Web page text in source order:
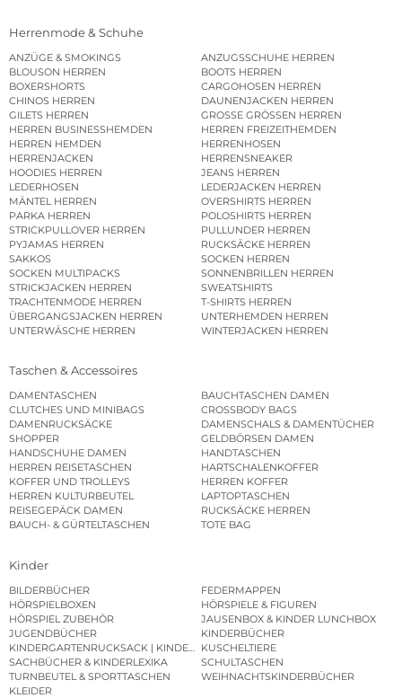
Herrenmode & Schuhe
ANZÜGE & SMOKINGS
ANZUGSSCHUHE HERREN
BLOUSON HERREN
BOOTS HERREN
BOXERSHORTS
CARGOHOSEN HERREN
CHINOS HERREN
DAUNENJACKEN HERREN
GILETS HERREN
GROSSE GRÖSSEN HERREN
HERREN BUSINESSHEMDEN
HERREN FREIZEITHEMDEN
HERREN HEMDEN
HERRENHOSEN
HERRENJACKEN
HERRENSNEAKER
HOODIES HERREN
JEANS HERREN
LEDERHOSEN
LEDERJACKEN HERREN
MÄNTEL HERREN
OVERSHIRTS HERREN
PARKA HERREN
POLOSHIRTS HERREN
STRICKPULLOVER HERREN
PULLUNDER HERREN
PYJAMAS HERREN
RUCKSÄCKE HERREN
SAKKOS
SOCKEN HERREN
SOCKEN MULTIPACKS
SONNENBRILLEN HERREN
STRICKJACKEN HERREN
SWEATSHIRTS
TRACHTENMODE HERREN
T-SHIRTS HERREN
ÜBERGANGSJACKEN HERREN
UNTERHEMDEN HERREN
UNTERWÄSCHE HERREN
WINTERJACKEN HERREN
Taschen & Accessoires
DAMENTASCHEN
BAUCHTASCHEN DAMEN
CLUTCHES UND MINIBAGS
CROSSBODY BAGS
DAMENRUCKSÄCKE
DAMENSCHALS & DAMENTÜCHER
SHOPPER
GELDBÖRSEN DAMEN
HANDSCHUHE DAMEN
HANDTASCHEN
HERREN REISETASCHEN
HARTSCHALENKOFFER
KOFFER UND TROLLEYS
HERREN KOFFER
HERREN KULTURBEUTEL
LAPTOPTASCHEN
REISEGEPÄCK DAMEN
RUCKSÄCKE HERREN
BAUCH- & GÜRTELTASCHEN
TOTE BAG
Kinder
BILDERBÜCHER
FEDERMAPPEN
HÖRSPIELBOXEN
HÖRSPIELE & FIGUREN
HÖRSPIEL ZUBEHÖR
JAUSENBOX & KINDER LUNCHBOX
JUGENDBÜCHER
KINDERBÜCHER
KINDERGARTENRUCKSACK | KINDERGARTENBEUTEL
KUSCHELTIERE
SACHBÜCHER & KINDERLEXIKA
SCHULTASCHEN
TURNBEUTEL & SPORTTASCHEN
WEIHNACHTSKINDERBÜCHER
KLEIDER